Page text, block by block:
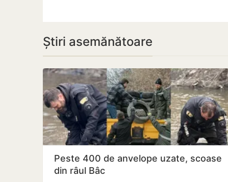
Știri asemănătoare
Peste 400 de anvelope uzate, scoase
din râul Bâc